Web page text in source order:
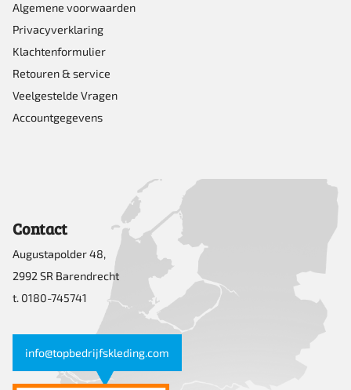
Algemene voorwaarden
Privacyverklaring
Klachtenformulier
Retouren & service
Veelgestelde Vragen
Accountgegevens
Contact
Augustapolder 48,
2992 SR Barendrecht
t. 0180-745741
info@topbedrijfskleding.com